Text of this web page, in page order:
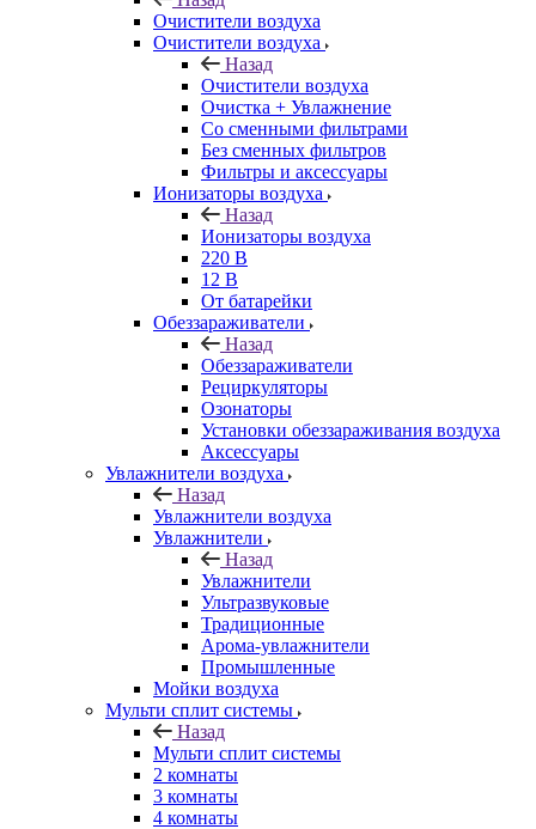
Очистители воздуха
Очистители воздуха
Назад
Очистители воздуха
Очистка + Увлажнение
Cо сменными фильтрами
Без сменных фильтров
Фильтры и аксессуары
Ионизаторы воздуха
Назад
Ионизаторы воздуха
220 В
12 В
От батарейки
Обеззараживатели
Назад
Обеззараживатели
Рециркуляторы
Озонаторы
Установки обеззараживания воздуха
Аксессуары
Увлажнители воздуха
Назад
Увлажнители воздуха
Увлажнители
Назад
Увлажнители
Ультразвуковые
Традиционные
Арома-увлажнители
Промышленные
Мойки воздуха
Мульти сплит системы
Назад
Мульти сплит системы
2 комнаты
3 комнаты
4 комнаты